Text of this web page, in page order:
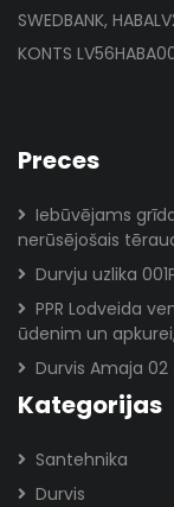
SWEDBANK,
KONTS
Preces
Iebūvējams
nerūsējošais
Durvju uzlika
PPR Lodveida
ūdenim un
Durvis Amaja
Kategorijas
Santehnika
Durvis